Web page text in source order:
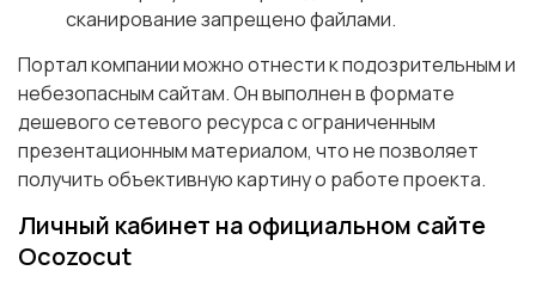
сканирование запрещено файлами.
Портал компании можно отнести к подозрительным и
небезопасным сайтам. Он выполнен в формате
дешевого сетевого ресурса с ограниченным
презентационным материалом, что не позволяет
получить объективную картину о работе проекта.
Личный кабинет на официальном сайте
Ocozocut